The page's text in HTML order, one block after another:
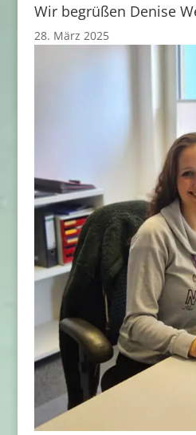
Wir begrüßen Denise
28. März 2025